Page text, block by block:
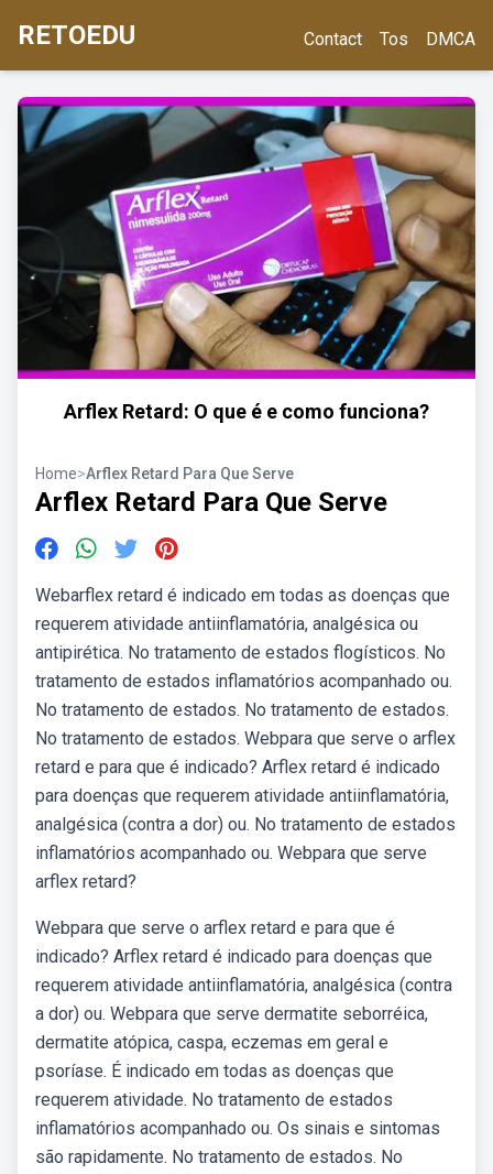
RETOEDU Contact Tos DMCA
Arflex Retard: O que é e como funciona?
Home>Arflex Retard Para Que Serve
Arflex Retard Para Que Serve
Webarflex retard é indicado em todas as doenças que
requerem atividade antiinflamatória, analgésica ou
antipirética. No tratamento de estados flogísticos. No
tratamento de estados inflamatórios acompanhado ou.
No tratamento de estados. No tratamento de estados.
No tratamento de estados. Webpara que serve o arflex
retard e para que é indicado? Arflex retard é indicado
para doenças que requerem atividade antiinflamatória,
analgésica (contra a dor) ou. No tratamento de estados
inflamatórios acompanhado ou. Webpara que serve
arflex retard?
Webpara que serve o arflex retard e para que é
indicado? Arflex retard é indicado para doenças que
requerem atividade antiinflamatória, analgésica (contra
a dor) ou. Webpara que serve dermatite seborréica,
dermatite atópica, caspa, eczemas em geral e
psoríase. É indicado em todas as doenças que
requerem atividade. No tratamento de estados
inflamatórios acompanhado ou. Os sinais e sintomas
são rapidamente. No tratamento de estados. No